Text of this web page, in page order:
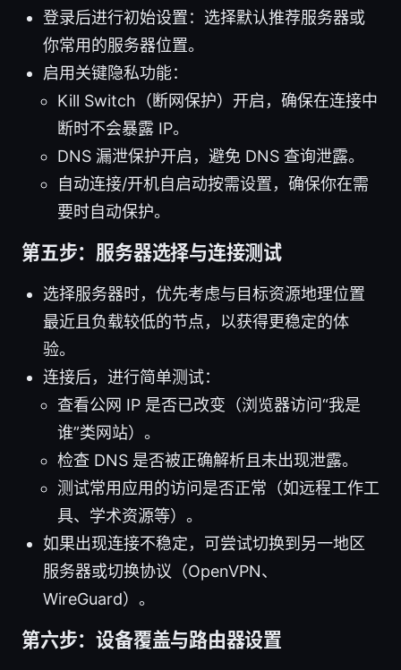
登录后进行初始设置：选择默认推荐服务器或
你常用的服务器位置。
启用关键隐私功能：
Kill Switch（断网保护）开启，确保在连接中
断时不会暴露 IP。
DNS 漏泄保护开启，避免 DNS 查询泄露。
自动连接/开机自启动按需设置，确保你在需
要时自动保护。
第五步：服务器选择与连接测试
选择服务器时，优先考虑与目标资源地理位置
最近且负载较低的节点，以获得更稳定的体
验。
连接后，进行简单测试：
查看公网 IP 是否已改变（浏览器访问“我是
谁”类网站）。
检查 DNS 是否被正确解析且未出现泄露。
测试常用应用的访问是否正常（如远程工作工
具、学术资源等）。
如果出现连接不稳定，可尝试切换到另一地区
服务器或切换协议（OpenVPN、
WireGuard）。
第六步：设备覆盖与路由器设置